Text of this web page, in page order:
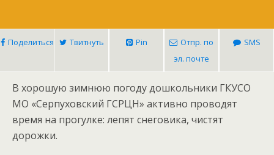
Поделиться Твитнуть Pin
Отпр. по
эл. почте
SMS
В хорошую зимнюю погоду дошкольники ГКУСО
МО «Серпуховский ГСРЦН» активно проводят
время на прогулке: лепят снеговика, чистят
дорожки.